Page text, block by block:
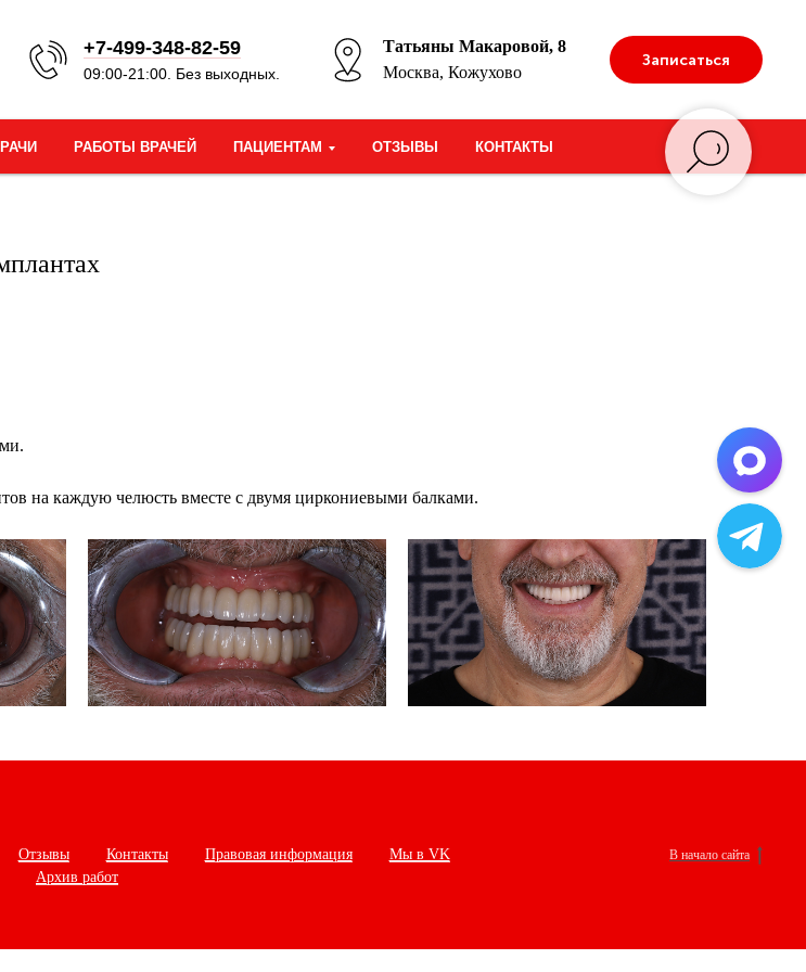
+7-499-348-82-59
09:00-21:00. Без выходных.
Татьяны Макаровой, 8
Москва, Кожухово
Записаться
РАБОТЫ ВРАЧЕЙ ПАЦИЕНТАМ ОТЗЫВЫ КОНТАКТЫ
на каждую челюсть вместе с двумя циркониевыми балками.
Отзывы Контакты Правовая информация
Мы в VK
Архив работ
В начало сайта